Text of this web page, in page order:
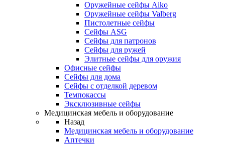
Оружейные сейфы Aiko
Оружейные сейфы Valberg
Пистолетные сейфы
Сейфы ASG
Сейфы для патронов
Сейфы для ружей
Элитные сейфы для оружия
Офисные сейфы
Сейфы для дома
Сейфы с отделкой деревом
Темпокассы
Эксклюзивные сейфы
Медицинская мебель и оборудование
Назад
Медицинская мебель и оборудование
Аптечки